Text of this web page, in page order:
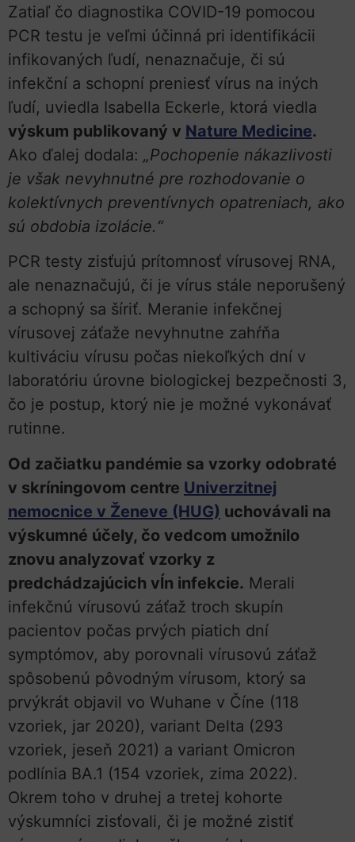
Zatiaľ čo diagnostika COVID-19 pomocou
PCR testu je veľmi účinná pri identifikácii
infikovaných ľudí, nenaznačuje, či sú
infekční a schopní preniesť vírus na iných
ľudí, uviedla Isabella Eckerle, ktorá viedla
výskum publikovaný v Nature Medicine.
Ako ďalej dodala: „Pochopenie nákazlivosti
je však nevyhnutné pre rozhodovanie o
kolektívnych preventívnych opatreniach, ako
sú obdobia izolácie.“
PCR testy zisťujú prítomnosť vírusovej RNA,
ale nenaznačujú, či je vírus stále neporušený
a schopný sa šíriť. Meranie infekčnej
vírusovej záťaže nevyhnutne zahŕňa
kultiváciu vírusu počas niekoľkých dní v
laboratóriu úrovne biologickej bezpečnosti 3,
čo je postup, ktorý nie je možné vykonávať
rutinne.
Od začiatku pandémie sa vzorky odobraté
v skríningovom centre Univerzitnej
nemocnice v Ženeve (HUG) uchovávali na
výskumné účely, čo vedcom umožnilo
znovu analyzovať vzorky z
predchádzajúcich vĺn infekcie. Merali
infekčnú vírusovú záťaž troch skupín
pacientov počas prvých piatich dní
symptómov, aby porovnali vírusovú záťaž
spôsobenú pôvodným vírusom, ktorý sa
prvýkrát objavil vo Wuhane v Číne (118
vzoriek, jar 2020), variant Delta (293
vzoriek, jeseň 2021) a variant Omicron
podlínia BA.1 (154 vzoriek, zima 2022).
Okrem toho v druhej a tretej kohorte
výskumníci zisťovali, či je možné zistiť